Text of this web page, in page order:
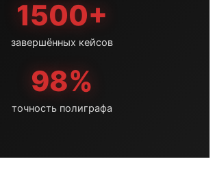
1500+
завершённых кейсов
98%
точность полиграфа